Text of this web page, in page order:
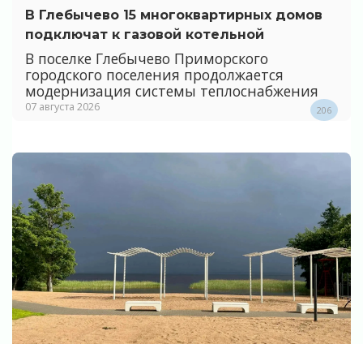
В Глебычево 15 многоквартирных домов
подключат к газовой котельной
В поселке Глебычево Приморского
городского поселения продолжается
модернизация системы теплоснабжения
07 августа 2026 206